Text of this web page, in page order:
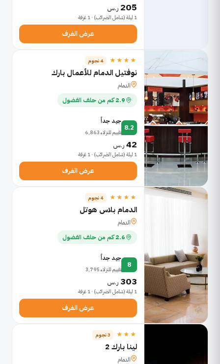
205 ر.س
1 ليلة (شامل الضرائب) · 1 غرفة
عرض الغرف
★★★★ 4 نجوم
نوفتيل الدمام للأعمال بارك
الدمام
2.9 كم من حلف الفضول
8.2
جيد جداً
تقييم للنزلاء 6,863
42 ر.س
1 ليلة (شامل الضرائب) · 1 غرفة
عرض الغرف
★★★★ 4 نجوم
الدمام بلاس هوتل
الدمام
2.6 كم من حلف الفضول
8
جيد جداً
تقييم للنزلاء 3,795
303 ر.س
1 ليلة (شامل الضرائب) · 1 غرفة
عرض الغرف
★★★ 3 نجوم
لينا بارك 2
الدمام